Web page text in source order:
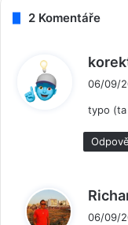
2 Komentáře
06/09/
typo (ta
06/09/